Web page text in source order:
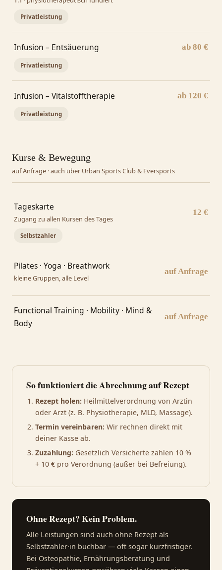
Privatleistung
Infusion – Entsäuerung ab 80 €
Privatleistung
Infusion – Vitalstofftherapie ab 120 €
Privatleistung
Kurse & Bewegung
auf Anfrage · auch über Urban Sports Club & Eversports
Tageskarte
Zugang zu allen Kursen des Tages
12 €
Selbstzahler
Pilates · Yoga · Breathwork
kleine Gruppen, alle Level
auf Anfrage
Functional Training · Mobility · Mind &
Body
auf Anfrage
So funktioniert die Abrechnung auf Rezept
Rezept holen: Heilmittelverordnung von Ärztin
oder Arzt (z. B. Physiotherapie, MLD, Massage).
Termin vereinbaren: Wir rechnen direkt mit
deiner Kasse ab.
Zuzahlung: Gesetzlich Versicherte zahlen 10 %
+ 10 € pro Verordnung (außer bei Befreiung).
Ohne Rezept? Kein Problem.
Alle Leistungen sind auch ohne Rezept als
Selbstzahler·in buchbar — oft sogar kurzfristiger.
Bei Osteopathie, Ernährungsberatung und